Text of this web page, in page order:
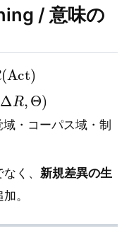
/ 意味の
)
R Θ
域・コーパス域・制
く、 新規差異の生
。